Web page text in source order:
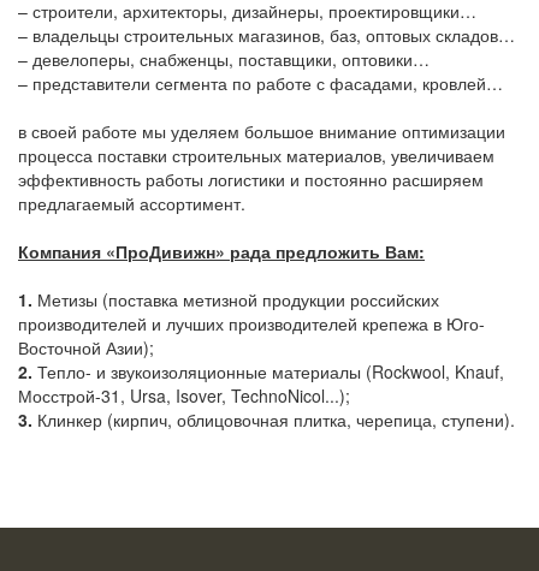
– строители, архитекторы, дизайнеры, проектировщики…
– владельцы строительных магазинов, баз, оптовых складов…
– девелоперы, снабженцы, поставщики, оптовики…
– представители сегмента по работе с фасадами, кровлей…
в своей работе мы уделяем большое внимание оптимизации
процесса поставки строительных материалов, увеличиваем
эффективность работы логистики и постоянно расширяем
предлагаемый ассортимент.
Компания «ПроДивижн» рада предложить Вам:
1. Метизы (поставка метизной продукции российских
производителей и лучших производителей крепежа в Юго-
Восточной Азии);
2. Тепло- и звукоизоляционные материалы (Rockwool, Knauf,
Мосстрой-31, Ursa, Isover, TechnoNicol...);
3. Клинкер (кирпич, облицовочная плитка, черепица, ступени).